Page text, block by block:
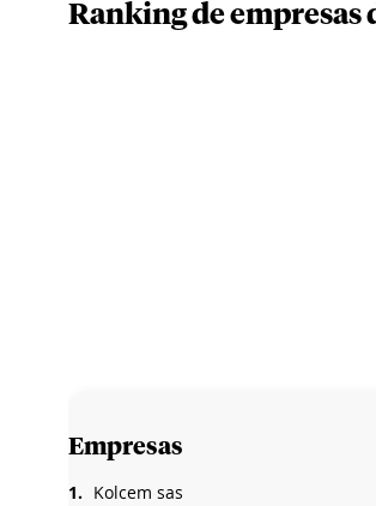
Ranking de empresas
Empresas
1. Kolcem sas